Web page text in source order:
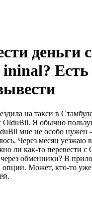
деньги с
Есть
на такси в
OlduBil. Я обычно
мне не особо
Через месяц уезжаю
ли как-то перевести с
обменники? В
Может, кто-то уже